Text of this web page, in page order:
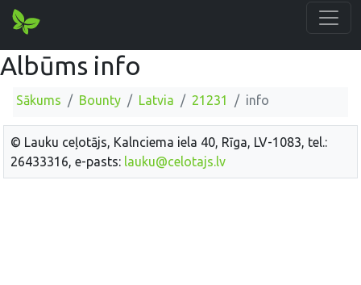
Albūms info
Sākums Bounty Latvia 21231 info
© Lauku ceļotājs, Kalnciema iela 40, Rīga, LV-1083, tel.:
26433316, e-pasts: lauku@celotajs.lv